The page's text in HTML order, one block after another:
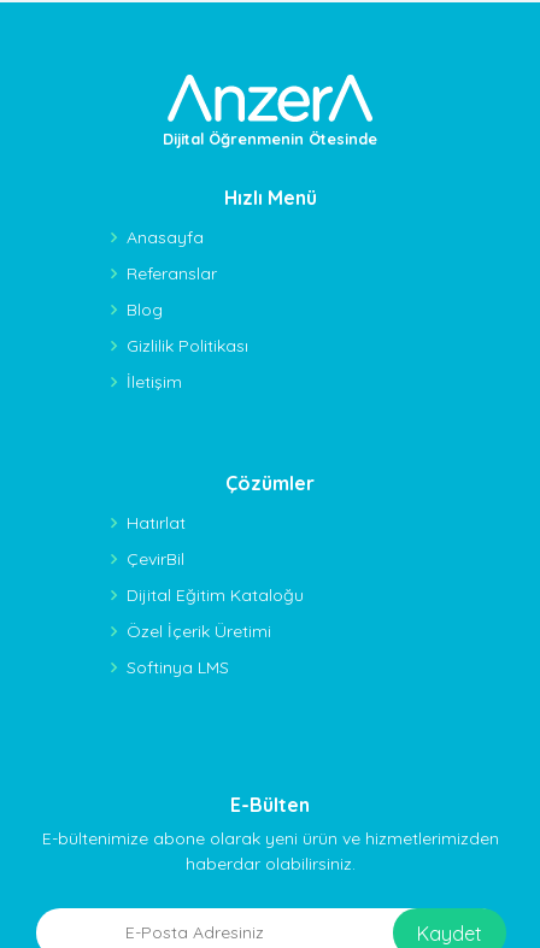
Dijital Öğrenmenin Ötesinde
Hızlı Menü
Anasayfa
Referanslar
Blog
Gizlilik Politikası
İletişim
Çözümler
Hatırlat
ÇevirBil
Dijital Eğitim Kataloğu
Özel İçerik Üretimi
Softinya LMS
E-Bülten
E-bültenimize abone olarak yeni ürün ve hizmetlerimizden
haberdar olabilirsiniz.